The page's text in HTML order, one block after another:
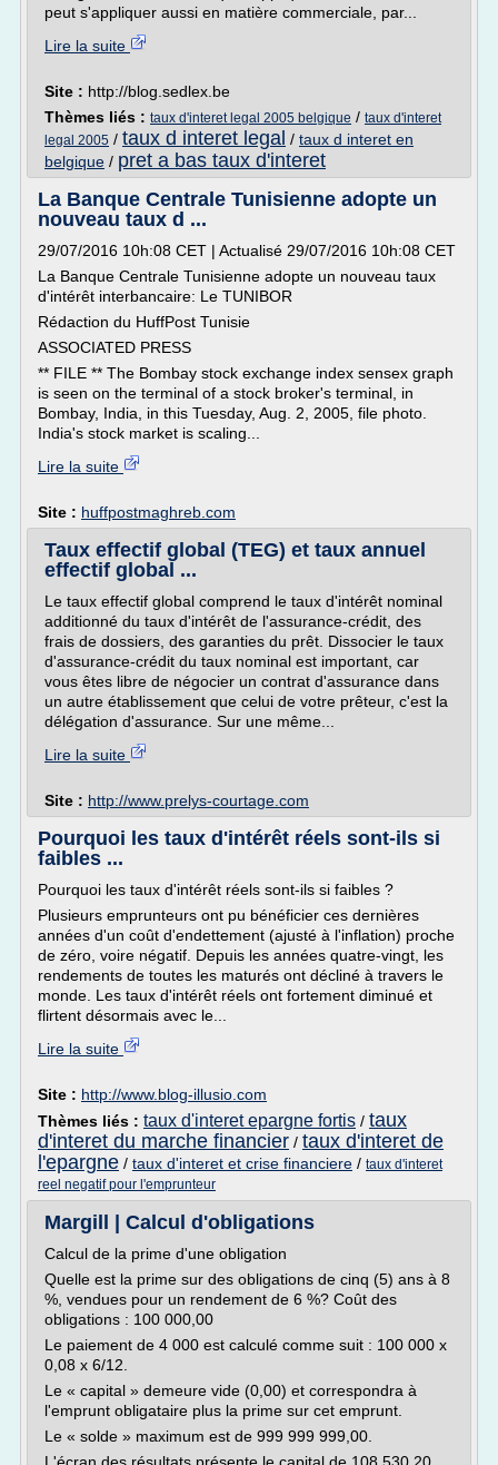
peut s'appliquer aussi en matière commerciale, par...
Lire la suite
Site : http://blog.sedlex.be
Thèmes liés : taux d'interet legal 2005 belgique / taux d'interet
legal 2005 / taux d interet legal / taux d interet en
belgique / pret a bas taux d'interet
La Banque Centrale Tunisienne adopte un
nouveau taux d ...
29/07/2016 10h:08 CET | Actualisé 29/07/2016 10h:08 CET
La Banque Centrale Tunisienne adopte un nouveau taux
d'intérêt interbancaire: Le TUNIBOR
Rédaction du HuffPost Tunisie
ASSOCIATED PRESS
** FILE ** The Bombay stock exchange index sensex graph
is seen on the terminal of a stock broker's terminal, in
Bombay, India, in this Tuesday, Aug. 2, 2005, file photo.
India's stock market is scaling...
Lire la suite
Site : huffpostmaghreb.com
Taux effectif global (TEG) et taux annuel
effectif global ...
Le taux effectif global comprend le taux d'intérêt nominal
additionné du taux d'intérêt de l'assurance-crédit, des
frais de dossiers, des garanties du prêt. Dissocier le taux
d'assurance-crédit du taux nominal est important, car
vous êtes libre de négocier un contrat d'assurance dans
un autre établissement que celui de votre prêteur, c'est la
délégation d'assurance. Sur une même...
Lire la suite
Site : http://www.prelys-courtage.com
Pourquoi les taux d'intérêt réels sont-ils si
faibles ...
Pourquoi les taux d'intérêt réels sont-ils si faibles ?
Plusieurs emprunteurs ont pu bénéficier ces dernières
années d'un coût d'endettement (ajusté à l'inflation) proche
de zéro, voire négatif. Depuis les années quatre-vingt, les
rendements de toutes les maturés ont décliné à travers le
monde. Les taux d'intérêt réels ont fortement diminué et
flirtent désormais avec le...
Lire la suite
Site : http://www.blog-illusio.com
Thèmes liés : taux d'interet epargne fortis / taux
d'interet du marche financier / taux d'interet de
l'epargne / taux d'interet et crise financiere / taux d'interet
reel negatif pour l'emprunteur
Margill | Calcul d'obligations
Calcul de la prime d'une obligation
Quelle est la prime sur des obligations de cinq (5) ans à 8
%, vendues pour un rendement de 6 %? Coût des
obligations : 100 000,00
Le paiement de 4 000 est calculé comme suit : 100 000 x
0,08 x 6/12.
Le « capital » demeure vide (0,00) et correspondra à
l'emprunt obligataire plus la prime sur cet emprunt.
Le « solde » maximum est de 999 999 999,00.